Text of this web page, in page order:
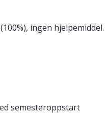
ingen hjelpemiddel.
semesteroppstart